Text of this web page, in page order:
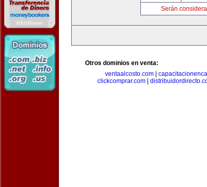
Serán
Otros dominios en venta:
ventaalcosto.com
clickcomprar.com|